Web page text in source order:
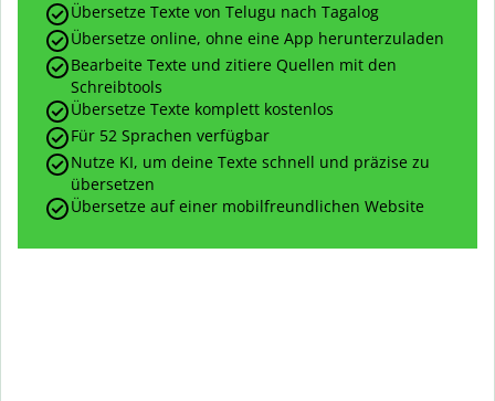
Übersetze Texte von Telugu nach Tagalog
Übersetze online, ohne eine App herunterzuladen
Bearbeite Texte und zitiere Quellen mit den
Schreibtools
Übersetze Texte komplett kostenlos
Für 52 Sprachen verfügbar
Nutze KI, um deine Texte schnell und präzise zu
übersetzen
Übersetze auf einer mobilfreundlichen Website